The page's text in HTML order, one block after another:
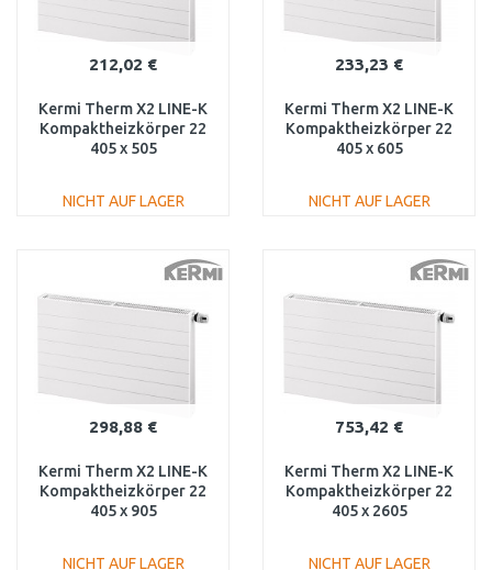
212,02 €
Kermi Therm X2 LINE-K
Kompaktheizkörper 22
405 x 505
NICHT AUF LAGER
233,23 €
Kermi Therm X2 LINE-K
Kompaktheizkörper 22
405 x 605
NICHT AUF LAGER
298,88 €
Kermi Therm X2 LINE-K
Kompaktheizkörper 22
405 x 905
NICHT AUF LAGER
753,42 €
Kermi Therm X2 LINE-K
Kompaktheizkörper 22
405 x 2605
NICHT AUF LAGER